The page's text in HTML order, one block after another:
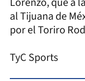
al Tijuana de
por el Toriro
TyC Sports